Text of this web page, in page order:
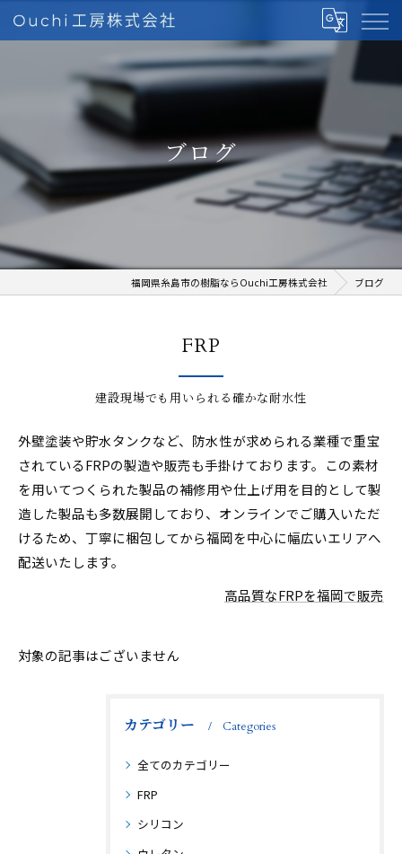
ブログ
福岡県糸島市の樹脂ならOuchi工房株式会社 ブログ
FRP
建設現場でも用いられる確かな耐水性
外壁塗装や貯水タンクなど、防水性が求められる業種で重宝
されているFRPの製造や販売も手掛けております。この素材
を用いてつくられた製品の補修用や仕上げ用を目的として製
造した製品も多数展開しており、オンラインでご購入いただ
けるため、丁寧に梱包してから福岡を中心に幅広いエリアへ
配送いたします。
高品質なFRPを福岡で販売
対象の記事はございません
カテゴリー Categories
全てのカテゴリー
FRP
シリコン